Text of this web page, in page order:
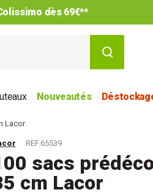
dès 69€**
Nouveautés Déstockage
Lacor
REF.65539
sacs
cm Lacor